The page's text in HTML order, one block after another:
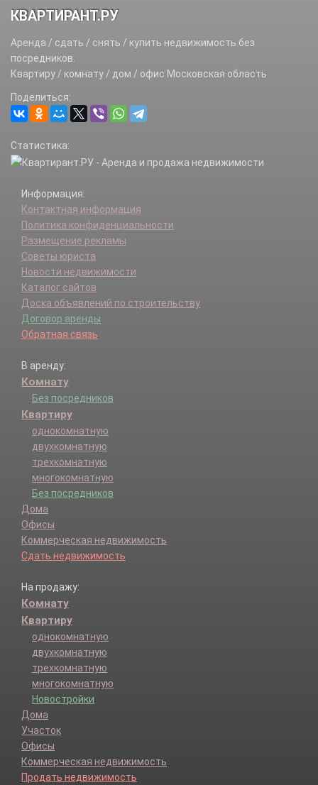
КВАРТИРАНТ.РУ
Аренда / сдать / снять / купить недвижимость без
посредников.
Квартиру / комнату / дом / офис Московская область
Поделиться:
Статистика:
Информация:
Контактная информация
Политика конфиденциальности
Размещение рекламы
Советы юриста
Новости недвижимости
Каталог сайтов
Доска объявлений по строительству
Договор аренды
Обратная связь
В аренду:
Комнату
Без посредников
Квартиру
однокомнатную
двухкомнатную
трехкомнатную
многокомнатную
Без посредников
Дома
Офисы
Коммерческая недвижимость
Сдать недвижимость
На продажу:
Комнату
Квартиру
однокомнатную
двухкомнатную
трехкомнатную
многокомнатную
Новостройки
Дома
Участок
Офисы
Коммерческая недвижимость
Продать недвижимость